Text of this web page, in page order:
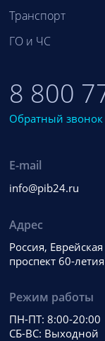
Транспорт
ГО и ЧС
8 800
Обратный звонок
E-mail
info@pib24.ru
Адрес
Россия,
проспект 60-
Режим работы
ПН-ПТ: 8:00-20:00
СБ-ВС: Выходной